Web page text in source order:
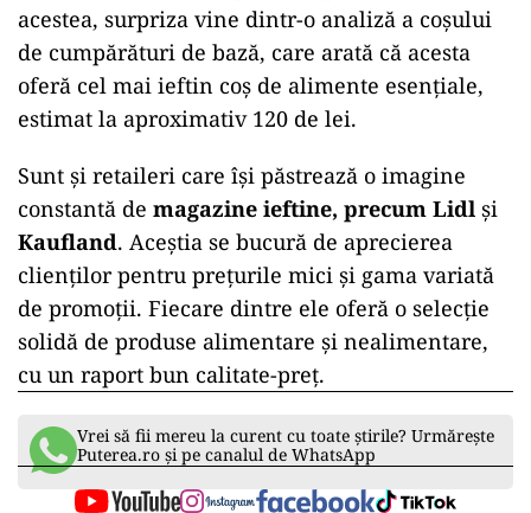
acestea, surpriza vine dintr-o analiză a coșului
de cumpărături de bază, care arată că acesta
oferă cel mai ieftin coș de alimente esențiale,
estimat la aproximativ 120 de lei.
Sunt și retaileri care își păstrează o imagine
constantă de magazine ieftine, precum Lidl și
Kaufland. Aceștia se bucură de aprecierea
clienților pentru prețurile mici și gama variată
de promoții. Fiecare dintre ele oferă o selecție
solidă de produse alimentare și nealimentare,
cu un raport bun calitate-preț.
Vrei să fii mereu la curent cu toate știrile? Urmărește
Puterea.ro și pe canalul de WhatsApp